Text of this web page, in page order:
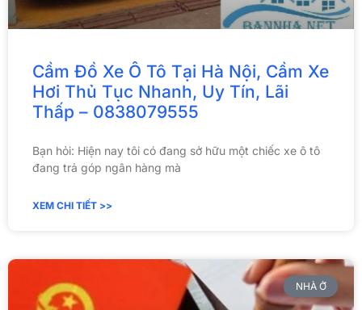
Cầm Đồ Xe Ô Tô Tại Hà Nội, Cầm Xe
Hơi Thủ Tục Nhanh, Uy Tín, Lãi
Thấp – 0838079555
Bạn hỏi: Hiện nay tôi có đang sở hữu một chiếc xe ô tô
đang trả góp ngân hàng mà
XEM CHI TIẾT >>
NHÀ Ở